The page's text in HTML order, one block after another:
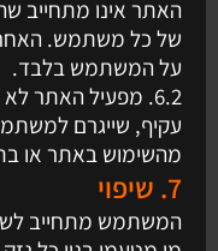
האתר אינו מתחייב
של כל משתמש.
על המשתמש בלבד.
6.2. מפעיל האתר
עקיף, שייגרם
מהשימוש באתר או
7. שיפוי
המשתמש מתחייב